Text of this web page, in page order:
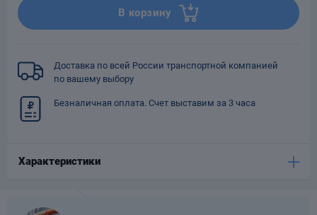
В корзину
Доставка по всей России транспортной компанией
по вашему выбору
Безналичная оплата. Счет выставим за 3 часа
Характеристики